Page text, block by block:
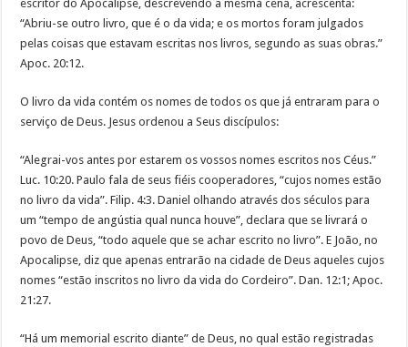
escritor do Apocalipse, descrevendo a mesma cena, acrescenta:
“Abriu-se outro livro, que é o da vida; e os mortos foram julgados
pelas coisas que estavam escritas nos livros, segundo as suas obras.”
Apoc. 20:12.
O livro da vida contém os nomes de todos os que já entraram para o
serviço de Deus. Jesus ordenou a Seus discípulos:
“Alegrai-vos antes por estarem os vossos nomes escritos nos Céus.”
Luc. 10:20. Paulo fala de seus fiéis cooperadores, “cujos nomes estão
no livro da vida”. Filip. 4:3. Daniel olhando através dos séculos para
um “tempo de angústia qual nunca houve”, declara que se livrará o
povo de Deus, “todo aquele que se achar escrito no livro”. E João, no
Apocalipse, diz que apenas entrarão na cidade de Deus aqueles cujos
nomes “estão inscritos no livro da vida do Cordeiro”. Dan. 12:1; Apoc.
21:27.
“Há um memorial escrito diante” de Deus, no qual estão registradas